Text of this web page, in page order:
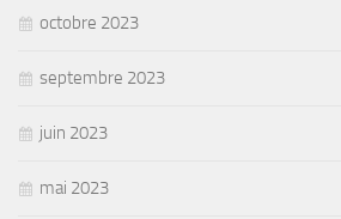
octobre 2023
septembre 2023
juin 2023
mai 2023